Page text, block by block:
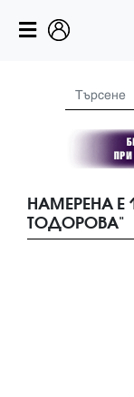
НАМЕРЕНА Е
ТОДОРОВА"